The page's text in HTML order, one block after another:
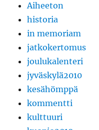
Aiheeton
historia
in memoriam
jatkokertomus
joulukalenteri
jyväskylä2010
kesähömppä
kommentti
kulttuuri